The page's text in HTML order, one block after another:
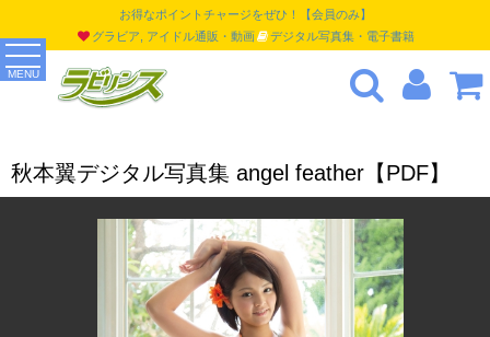
MENU
お得なポイントチャージをぜひ！【会員のみ】
グラビア, アイドル通販・動画
デジタル写真集・電子書籍
秋本翼デジタル写真集 angel feather【PDF】